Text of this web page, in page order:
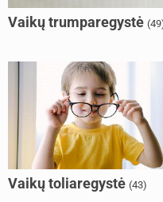
Vaikų trumparegystė
Vaikų toliaregystė (43)